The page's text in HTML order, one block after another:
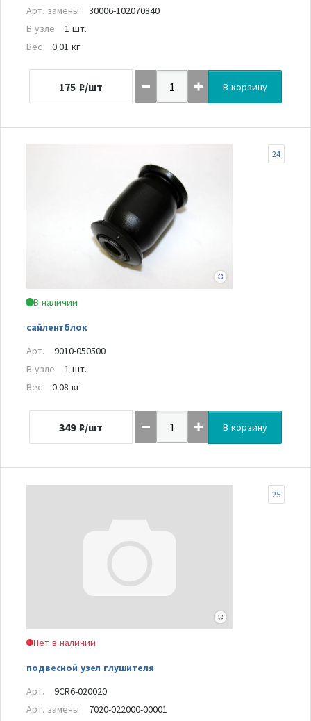
Арт. замены
30006-102070840
В узле
1 шт.
Вес
0.01 кг
175 ₽/шт В корзину
В наличии
сайлентблок
24
Арт.
9010-050500
В узле
1 шт.
Вес
0.08 кг
349 ₽/шт В корзину
Нет в наличии
подвесной узел глушителя
25
Арт.
9CR6-020020
Арт. замены
7020-022000-00001